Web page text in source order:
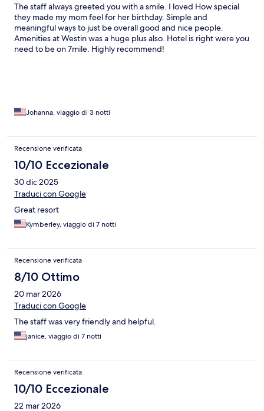
The staff always greeted you with a smile. I loved How special
they made my mom feel for her birthday. Simple and
meaningful ways to just be overall good and nice people.
Amenities at Westin was a huge plus also. Hotel is right were you
need to be on 7mile. Highly recommend!
Johanna, viaggio di 3 notti
Recensione verificata
10/10 Eccezionale
30 dic 2025
Traduci con Google
Great resort
Kymberley, viaggio di 7 notti
Recensione verificata
8/10 Ottimo
20 mar 2026
Traduci con Google
The staff was very friendly and helpful.
janice, viaggio di 7 notti
Recensione verificata
10/10 Eccezionale
22 mar 2026